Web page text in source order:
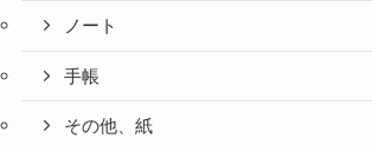
ノート
手帳
その他、紙